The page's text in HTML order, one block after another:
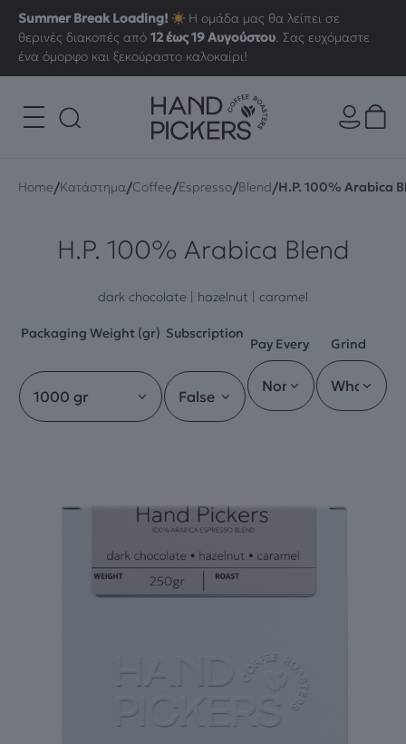
Summer Break Loading!
Η ομάδα μας θα λείπει σε
θερινές διακοπές από12 έως 19 Αυγούστου. Σας ευχόμαστε
ένα όμορφο και ξεκούραστο καλοκαίρι!
Home/Κατάστημα/Coffee/Espresso/Blend/H.P. 100% Arabica
H.P. 100% Arabica Blend
dark chocolate | hazelnut | caramel
Packaging Weight (gr) Subscription
Pay Every Grind